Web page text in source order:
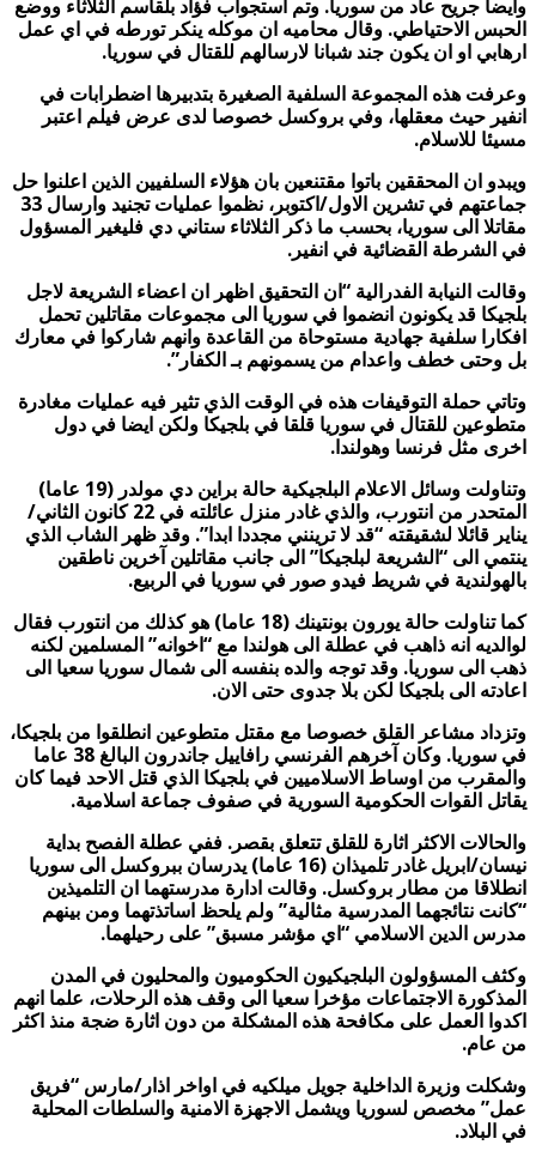
وايضا جريح عاد من سوريا. وتم استجواب فؤاد بلقاسم الثلاثاء ووضع
الحبس الاحتياطي. وقال محاميه ان موكله ينكر تورطه في اي عمل
ارهابي او ان يكون جند شبانا لارسالهم للقتال في سوريا.
وعرفت هذه المجموعة السلفية الصغيرة بتدبيرها اضطرابات في
انفير حيث معقلها، وفي بروكسل خصوصا لدى عرض فيلم اعتبر
مسيئا للاسلام.
ويبدو ان المحققين باتوا مقتنعين بان هؤلاء السلفيين الذين اعلنوا حل
جماعتهم في تشرين الاول/اكتوبر، نظموا عمليات تجنيد وارسال 33
مقاتلا الى سوريا، بحسب ما ذكر الثلاثاء ستاني دي فليغير المسؤول
في الشرطة القضائية في انفير.
وقالت النيابة الفدرالية “ان التحقيق اظهر ان اعضاء الشريعة لاجل
بلجيكا قد يكونون انضموا في سوريا الى مجموعات مقاتلين تحمل
افكارا سلفية جهادية مستوحاة من القاعدة وانهم شاركوا في معارك
بل وحتى خطف واعدام من يسمونهم بـ الكفار”.
وتاتي حملة التوقيفات هذه في الوقت الذي تثير فيه عمليات مغادرة
متطوعين للقتال في سوريا قلقا في بلجيكا ولكن ايضا في دول
اخرى مثل فرنسا وهولندا.
وتناولت وسائل الاعلام البلجيكية حالة براين دي مولدر (19 عاما)
المتحدر من انتورب، والذي غادر منزل عائلته في 22 كانون الثاني/
يناير قائلا لشقيقته “قد لا ترينني مجددا ابدا”. وقد ظهر الشاب الذي
ينتمي الى “الشريعة لبلجيكا” الى جانب مقاتلين آخرين ناطقين
بالهولندية في شريط فيدو صور في سوريا في الربيع.
كما تناولت حالة يورون بونتينك (18 عاما) هو كذلك من انتورب فقال
لوالديه انه ذاهب في عطلة الى هولندا مع “اخوانه” المسلمين لكنه
ذهب الى سوريا. وقد توجه والده بنفسه الى شمال سوريا سعيا الى
اعادته الى بلجيكا لكن بلا جدوى حتى الان.
وتزداد مشاعر القلق خصوصا مع مقتل متطوعين انطلقوا من بلجيكا،
في سوريا. وكان آخرهم الفرنسي رافاييل جاندرون البالغ 38 عاما
والمقرب من اوساط الاسلاميين في بلجيكا الذي قتل الاحد فيما كان
يقاتل القوات الحكومية السورية في صفوف جماعة اسلامية.
والحالات الاكثر اثارة للقلق تتعلق بقصر. ففي عطلة الفصح بداية
نيسان/ابريل غادر تلميذان (16 عاما) يدرسان ببروكسل الى سوريا
انطلاقا من مطار بروكسل. وقالت ادارة مدرستهما ان التلميذين
“كانت نتائجهما المدرسية مثالية” ولم يلحظ اساتذتهما ومن بينهم
مدرس الدين الاسلامي “اي مؤشر مسبق” على رحيلهما.
وكثف المسؤولون البلجيكيون الحكوميون والمحليون في المدن
المذكورة الاجتماعات مؤخرا سعيا الى وقف هذه الرحلات، علما انهم
اكدوا العمل على مكافحة هذه المشكلة من دون اثارة ضجة منذ اكثر
من عام.
وشكلت وزيرة الداخلية جويل ميلكيه في اواخر اذار/مارس “فريق
عمل” مخصص لسوريا ويشمل الاجهزة الامنية والسلطات المحلية
في البلاد.